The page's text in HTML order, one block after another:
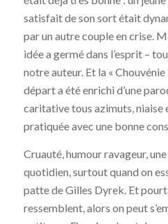
satisfait de son sort était
par un autre couple en crise.
idée a germé dans l’esprit –
notre auteur. Et la « Chouvénie
départ a été enrichi d’une
caritative tous azimuts, niaise
pratiquée avec une bonne
Cruauté, humour ravageur,
quotidien, surtout quand on
patte de Gilles Dyrek. Et
ressemblent, alors on peut